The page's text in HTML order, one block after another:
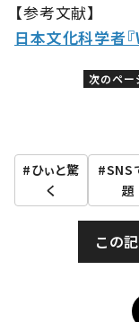
【参考文献】
日本文化科学者
次のペー
ひぃと驚
く
SNS
題
この